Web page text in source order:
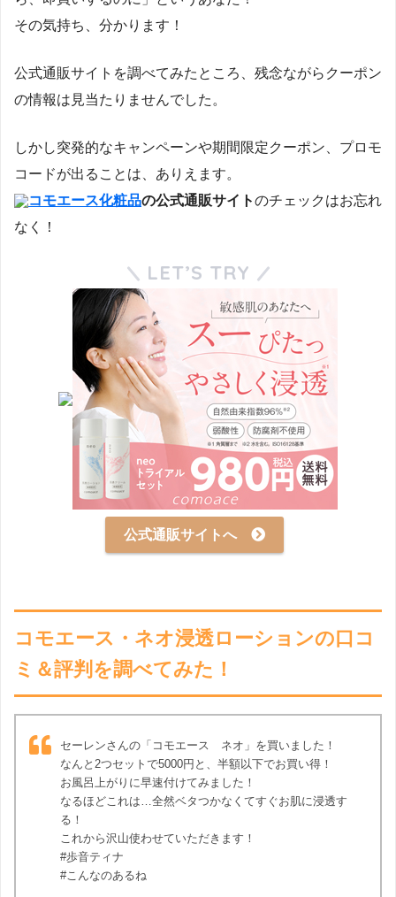
その気持ち、分かります！
公式通販サイトを調べてみたところ、残念ながらクーポン
の情報は見当たりませんでした。
しかし突発的なキャンペーンや期間限定クーポン、プロモ
コードが出ることは、ありえます。
コモエース化粧品の公式通販サイトのチェックはお忘れ
なく！
LET’S TRY
公式通販サイトへ
コモエース・ネオ浸透ローションの口コ
ミ＆評判を調べてみた！
セーレンさんの「コモエース ネオ」を買いました！
なんと2つセットで5000円と、半額以下でお買い得！
お風呂上がりに早速付けてみました！
なるほどこれは…全然ベタつかなくてすぐお肌に浸透す
る！
これから沢山使わせていただきます！
#歩音ティナ
#こんなのあるね